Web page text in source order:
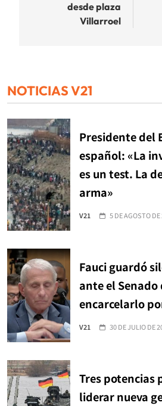
desde plaza
Villarroel
NOTICIAS V21
Presidente del
español: «La
es un test. La
arma»
V21 5 DE AGOSTO
Fauci guardó
ante el Senado
encarcelarlo
V21 30 DE JULIO DE
Tres potencias
liderar nueva